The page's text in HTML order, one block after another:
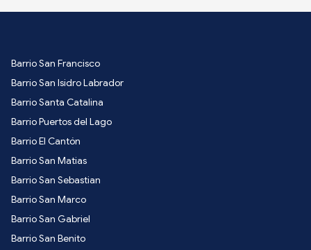
Barrio San Francisco
Barrio San Isidro Labrador
Barrio Santa Catalina
Barrio Puertos del Lago
Barrio El Cantón
Barrio San Matias
Barrio San Sebastian
Barrio San Marco
Barrio San Gabriel
Barrio San Benito